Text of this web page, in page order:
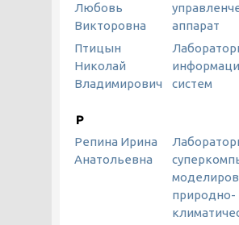
Любовь
Викторовна
аппарат
Птицын
Николай
Владимирович
систем
Р
Репина Ирина
Анатольевна
природно-